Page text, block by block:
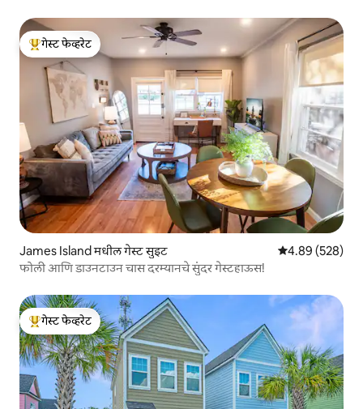
टॉप गेस्ट फेव्हरेट
गेस्ट फेव्हरेट
James Island मधील गेस्ट सुइट 5 पैकी 4.89
4.89 (528)
फोली आणि डाउनटाउन चास दरम्यानचे सुंदर गेस्टहाऊस!
टॉप गेस्ट फेव्हरेट
गेस्ट फेव्हरेट